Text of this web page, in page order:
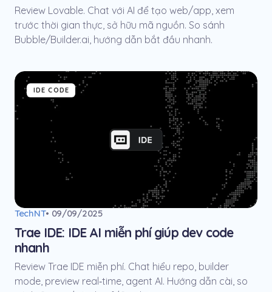
Review Lovable. Chat với AI để tạo web/app, xem
trước thời gian thực, sở hữu mã nguồn. So sánh
Bubble/Builder.ai, hướng dẫn bắt đầu nhanh.
IDE CODE
TechNT• 09/09/2025
Trae IDE: IDE AI miễn phí giúp dev code
nhanh
Review Trae IDE miễn phí. Chat hiểu repo, builder
mode, preview real‑time, agent AI. Hướng dẫn cài, so